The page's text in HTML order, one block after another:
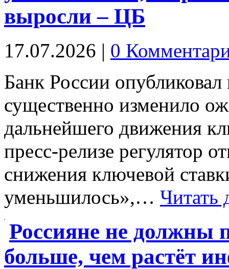
выросли – ЦБ
17.07.2026 | 0
Банк России опубликовал
существенно изменило
дальнейшего движения
пресс-релизе регулятор
снижения ключевой
уменьшилось»,… Читать
Россияне не должны
больше, чем растёт